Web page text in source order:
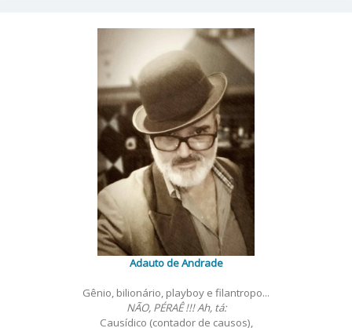
Adauto de Andrade
Gênio, bilionário, playboy e filantropo...
NÃO, PÉRAÊ !!! Ah, tá:
Causídico (contador de causos),